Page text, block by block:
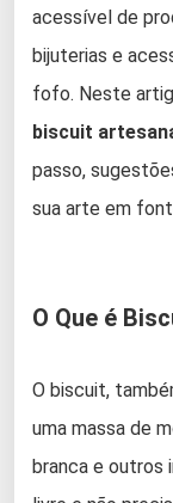
acessível de
bijuterias e
fofo. Neste
biscuit
passo,
sua arte em
O Que é
O biscuit,
uma massa de
branca e outros